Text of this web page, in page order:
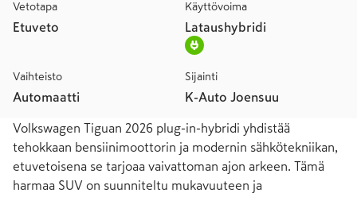
Vetotapa
Etuveto
Käyttövoima
Lataushybridi
Vaihteisto
Automaatti
Sijainti
K-Auto Joensuu
Volkswagen Tiguan 2026 plug-in-hybridi yhdistää
tehokkaan bensiinimoottorin ja modernin sähkötekniikan,
etuvetoisena se tarjoaa vaivattoman ajon arkeen. Tämä
harmaa SUV on suunniteltu mukavuuteen ja